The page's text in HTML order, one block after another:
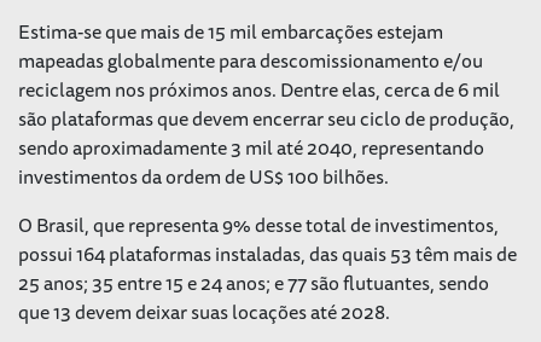
Estima-se que mais de 15 mil embarcações estejam
mapeadas globalmente para descomissionamento e/ou
reciclagem nos próximos anos. Dentre elas, cerca de 6 mil
são plataformas que devem encerrar seu ciclo de produção,
sendo aproximadamente 3 mil até 2040, representando
investimentos da ordem de US$ 100 bilhões.
O Brasil, que representa 9% desse total de investimentos,
possui 164 plataformas instaladas, das quais 53 têm mais de
25 anos; 35 entre 15 e 24 anos; e 77 são flutuantes, sendo
que 13 devem deixar suas locações até 2028.